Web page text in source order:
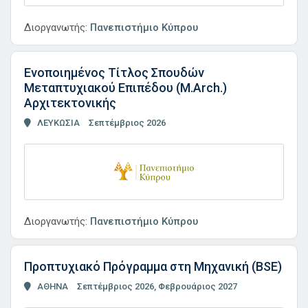
Διοργανωτής: Πανεπιστήμιο Κύπρου
Ενοποιημένος Τίτλος Σπουδών
Μεταπτυχιακού Επιπέδου (M.Arch.)
Αρχιτεκτονικής
ΛΕΥΚΩΣΙΑ Σεπτέμβριος 2026
Διοργανωτής: Πανεπιστήμιο Κύπρου
Προπτυχιακό Πρόγραμμα στη Μηχανική (BSE)
ΑΘΗΝΑ Σεπτέμβριος 2026, Φεβρουάριος 2027